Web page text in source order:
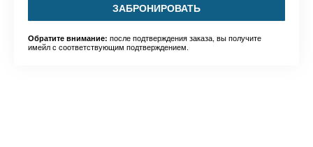
ЗАБРОНИРОВАТЬ
Обратите внимание: после подтверждения заказа, вы получите
имейл с соответствующим подтверждением.